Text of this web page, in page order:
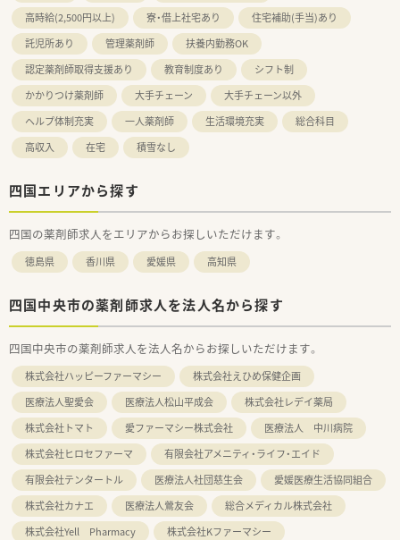
高時給(2,500円以上)
寮・借上社宅あり
住宅補助(手当)あり
託児所あり
管理薬剤師
扶養内勤務OK
認定薬剤師取得支援あり
教育制度あり
シフト制
かかりつけ薬剤師
大手チェーン
大手チェーン以外
ヘルプ体制充実
一人薬剤師 生活環境充実
総合科目
高収入
在宅 積雪なし
四国エリアから探す
四国の薬剤師求人をエリアからお探しいただけます。
徳島県 香川県 愛媛県 高知県
四国中央市の薬剤師求人を法人名から探す
四国中央市の薬剤師求人を法人名からお探しいただけます。
株式会社ハッピーファーマシー
株式会社えひめ保健企画
医療法人聖愛会
医療法人松山平成会
株式会社レデイ薬局
株式会社トマト
愛ファーマシー株式会社
医療法人 中川病院
株式会社ヒロセファーマ
有限会社アメニティ・ライフ・エイド
有限会社テンタートル
医療法人社団慈生会
愛媛医療生活協同組合
株式会社カナエ
医療法人鶯友会
総合メディカル株式会社
株式会社Yell Pharmacy
株式会社Kファーマシー